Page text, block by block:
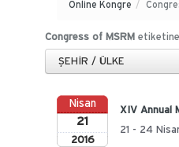
Online Kongre /
Congress of MSRM
Nisan
21
2016
XIV Annual
21 - 24